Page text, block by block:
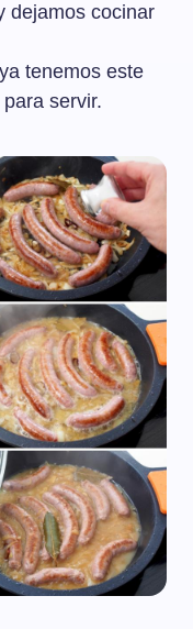
dejamos cocinar
tenemos este
servir.